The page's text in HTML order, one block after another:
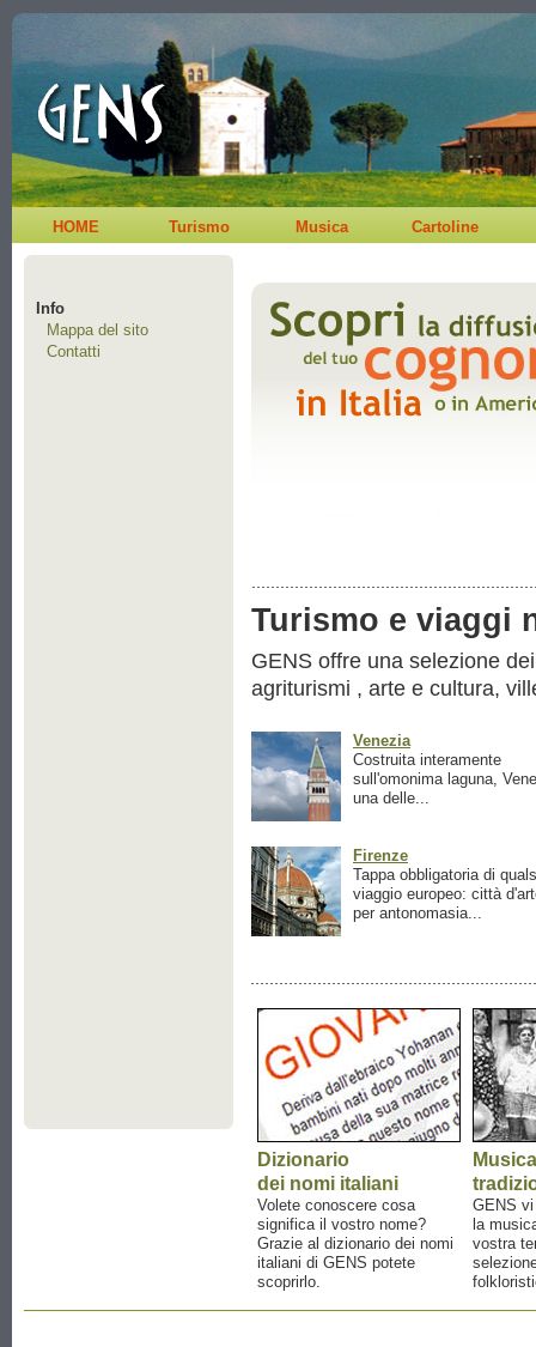
HOME Turismo Musica Cartoline
Info
Mappa del sito
Contatti
Turismo e viaggi
GENS offre una selezione
agriturismi , arte e cultura,
Venezia
Costruita interamente
sull'omonima laguna,
una delle...
Firenze
Tappa obbligatoria di
viaggio europeo: città
per antonomasia...
Dizionario
dei nomi italiani
Volete conoscere cosa
significa il vostro nome?
Grazie al dizionario dei nomi
italiani di GENS potete
scoprirlo.
Musica
GENS
la
vostra